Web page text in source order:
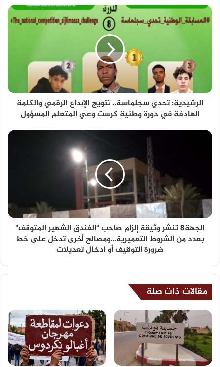
الرشيدية: تحدي سجلماسة.. تتويج الإبداع الرقمي والكلمة
الهادفة في دورة وطنية كرست وعي المتعلم المسؤول
الجهة8 تنشر وثيقة إلزام صاحب "الفندق الشهير المتوقف"
بعدد من الشروط التعميرية...ومصالح أخرى تدخل على خط
ضرورة التوقيف أو ادخال تعديلات
مقالات ذات صلة